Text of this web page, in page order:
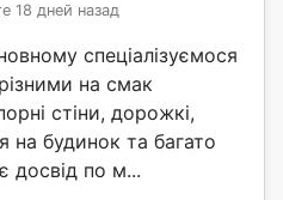
18 дней назад
спеціалізуємося
на смак
стіни, дорожкі,
будинок та багато
досвід по м...